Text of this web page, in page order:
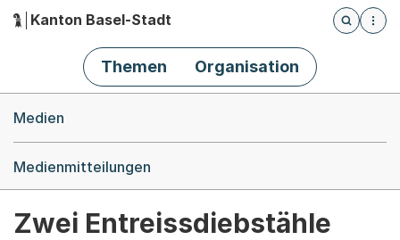
Hauptnavigation
Kanton Basel-Stadt
Öffnet
Themen Organisation
Medien
Medienmitteilungen
Zwei Entreissdiebstähle